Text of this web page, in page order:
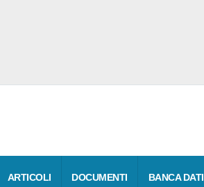
ARTICOLI DOCUMENTI BANCA